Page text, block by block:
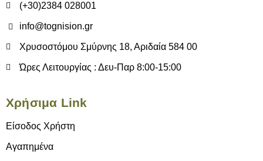
(+30)2384 028001
info@tognision.gr
Χρυσοστόμου Σμύρνης 18, Αριδαία 584 00
Ώρες Λειτουργίας : Δευ-Παρ 8:00-15:00
Χρήσιμα Link
Είσοδος Χρήστη
Αγαπημένα